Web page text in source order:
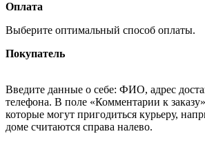
Оплата
Выберите оптимальный способ оплаты.
Покупатель
Введите данные о себе: ФИО, адрес
телефона. В поле «Комментарии к
которые могут пригодиться курьеру,
доме считаются справа налево.